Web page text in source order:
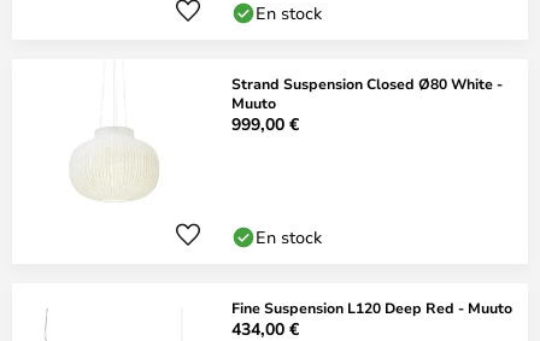
En stock
Strand Suspension Closed Ø80 White -
Muuto
999,00 €
En stock
Fine Suspension L120 Deep Red - Muuto
434,00 €